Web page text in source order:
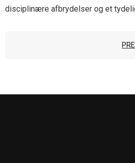
disciplinære afbrydelser og et